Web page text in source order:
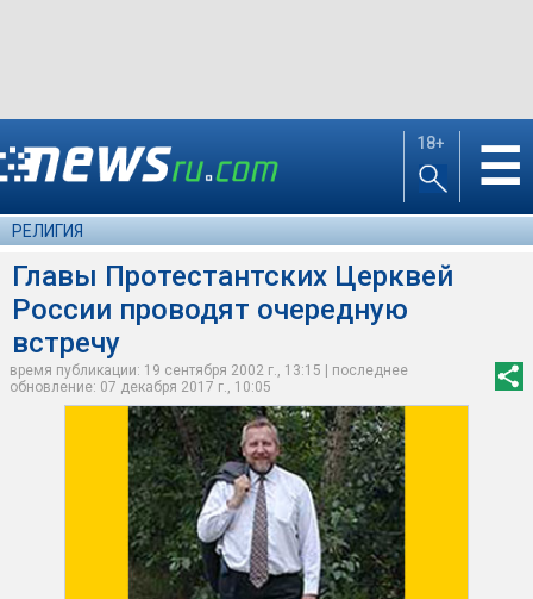
18+ ☰
РЕЛИГИЯ
Главы Протестантских Церквей
России проводят очередную
встречу
время публикации: 19 сентября 2002 г., 13:15 | последнее
обновление: 07 декабря 2017 г., 10:05